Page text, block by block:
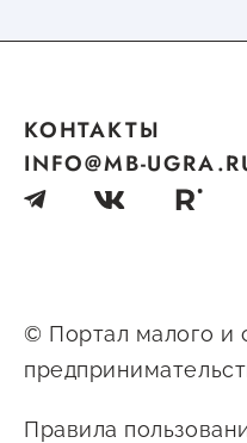
© Портал малого и
Правила
КОНТАКТЫ
INFO@MB-